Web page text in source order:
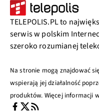
TELEPOLIS.PL to
serwis w polskim
szeroko rozumianej
Na stronie mogą znajdować
wspierają jej działalność
produktów. Więcej informacji